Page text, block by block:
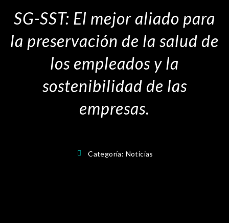
SG-SST: El mejor aliado para
la preservación de la salud de
los empleados y la
sostenibilidad de las
empresas.
Categoría: Noticias